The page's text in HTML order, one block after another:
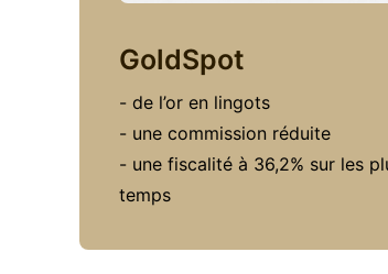
GoldSpot
- de l’or en lingots
- une commission réduite
- une fiscalité à 36,2% sur les
temps